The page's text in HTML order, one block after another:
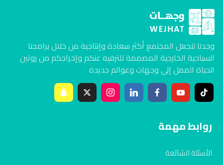
وجدنا لنجعل المجتمع أكثر سعادة وإنتاجية من خلال برامجنا
السياحية الخارجية المصممة للترفيه عنكم وإخراجكم من روتين
الحياة الممل إلى وجهات وعوالم جديدة
روابط مهمة
الأسئلة الشائعة